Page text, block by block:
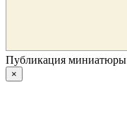
Публикация миниатюры
×